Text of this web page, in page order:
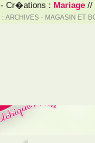
- Cr�ations : Mariage //
: ARCHIVES - MAGASIN ET